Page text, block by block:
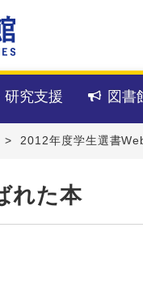
研究支援 図書
> 2012年度学生選書
れた本